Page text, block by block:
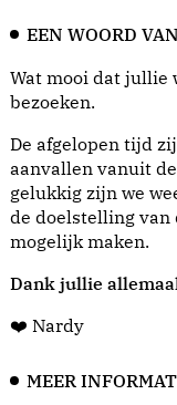
EEN WOORD
Wat mooi dat jullie
bezoeken.
De afgelopen tijd
aanvallen vanuit
gelukkig zijn we
de doelstelling van
mogelijk maken.
Dank jullie
❤️ Nardy
MEER